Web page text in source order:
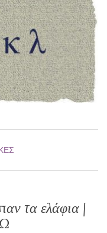
τα ελάφια |